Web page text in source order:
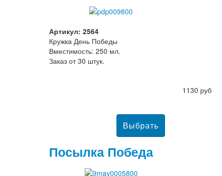
Артикул: 2564
Кружка День Победы
Вместимость: 250 мл.
Заказ от 30 штук.
1130 руб
Посылка Победа